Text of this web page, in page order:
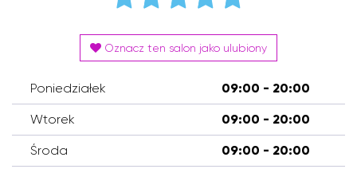
Oznacz ten salon jako ulubiony
Poniedziałek 09:00 - 20:00
Wtorek 09:00 - 20:00
Środa 09:00 - 20:00